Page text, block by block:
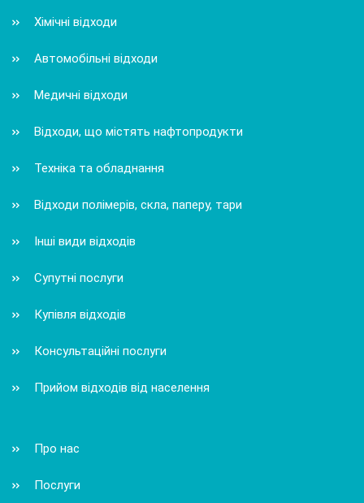
Хімічні відходи
Автомобільні відходи
Медичні відходи
Відходи, що містять нафтопродукти
Техніка та обладнання
Відходи полімерів, скла, паперу, тари
Інші види відходів
Супутні послуги
Купівля відходів
Консультаційні послуги
Прийом відходів від населення
Про нас
Послуги